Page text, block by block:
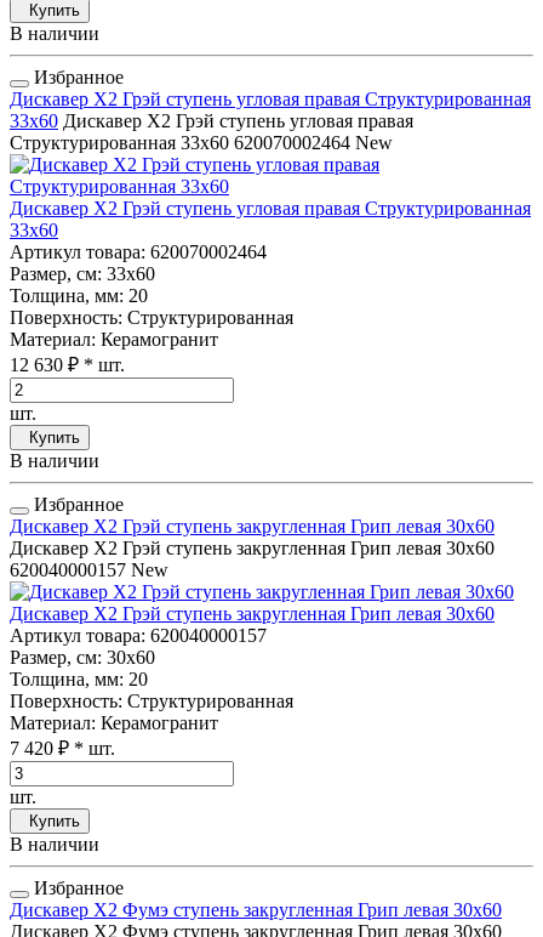
Купить
В наличии
Избранное
Дискавер Х2 Грэй ступень угловая правая Структурированная
33x60 Дискавер Х2 Грэй ступень угловая правая
Структурированная 33x60 620070002464 New
Дискавер Х2 Грэй ступень угловая правая Структурированная
33x60
Артикул товара: 620070002464
Размер, см: 33x60
Толщина, мм: 20
Поверхность: Структурированная
Материал: Керамогранит
12 630 ₽ * шт.
шт.
Купить
В наличии
Избранное
Дискавер Х2 Грэй ступень закругленная Грип левая 30x60
Дискавер Х2 Грэй ступень закругленная Грип левая 30x60
620040000157 New
Дискавер Х2 Грэй ступень закругленная Грип левая 30x60
Артикул товара: 620040000157
Размер, см: 30x60
Толщина, мм: 20
Поверхность: Структурированная
Материал: Керамогранит
7 420 ₽ * шт.
шт.
Купить
В наличии
Избранное
Дискавер Х2 Фумэ ступень закругленная Грип левая 30x60
Дискавер Х2 Фумэ ступень закругленная Грип левая 30x60